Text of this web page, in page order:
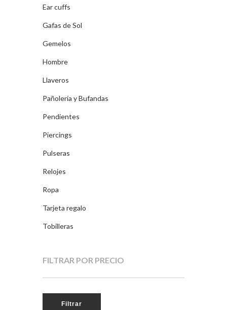
Ear cuffs
Gafas de Sol
Gemelos
Hombre
Llaveros
Pañolería y Bufandas
Pendientes
Piercings
Pulseras
Relojes
Ropa
Tarjeta regalo
Tobilleras
FILTRAR POR PRECIO
Filtrar